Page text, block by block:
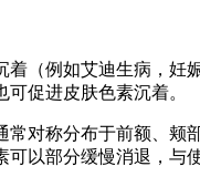
（例如艾迪生病，
促进皮肤色素沉着。
对称分布于前额、
以部分缓慢消退，与